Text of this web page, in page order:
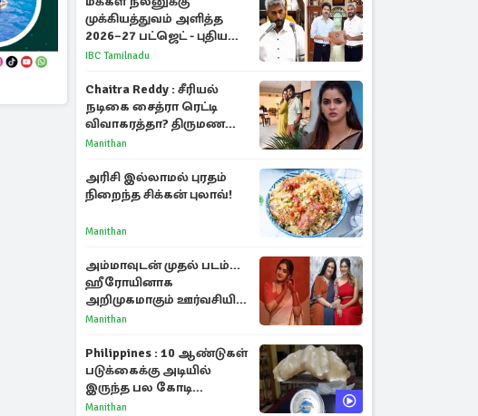
முக்கியத்துவம் அளித்த
2026–27 பட்ஜெட் - புதிய
நலத்திட்டங்கள்
IBC Tamilnadu
Chaitra Reddy : சீரியல்
நடிகை சைத்ரா ரெட்டி
விவாகரத்தா? திருமண
புகைப்படங்களை நீக்கம்
Manithan
அரிசி இல்லாமல் புரதம்
நிறைந்த சிக்கன் புலாவ்!
Manithan
அம்மாவுடன் முதல் படம்...
ஹீரோயினாக
அறிமுகமாகும் ஊர்வசியின்
மகள் தேஜலட்சுமி!
Manithan
Philippines : 10 ஆண்டுகள்
படுக்கைக்கு அடியில்
இருந்த பல கோடி
மதிப்புள்ள அரிய முத்து!
Manithan